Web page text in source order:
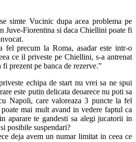
simte Vucinic dupa acea problema pe
Juve-Fiorentina si daca Chiellini poate fi
fel precum la Roma, asadar este intr-o
ce il priveste pe Chiellini, s-a antrenat
prezent pe banca de rezerve.”
echipa de start nu vrei sa ne spui
este putin delicata deoarece nu poti sa
Napoli, care valoreaza 3 puncte la fel
mai mult avand in vedere faptul ca
aparare te gandesti sa alegi jucatorii in
posibile suspendari?
deja avem un numar limitat in ceea ce